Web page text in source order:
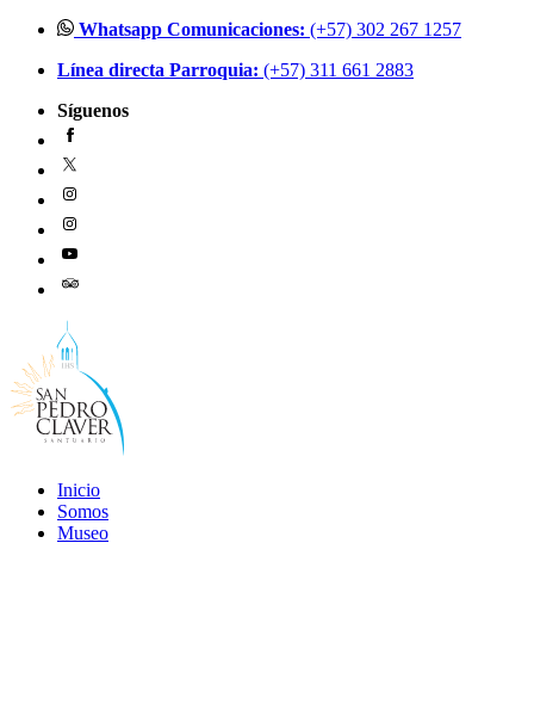
contenido
Whatsapp Comunicaciones: (+57) 302 267 1257
Línea directa Parroquia: (+57) 311 661 2883
Síguenos
Inicio
Somos
Museo